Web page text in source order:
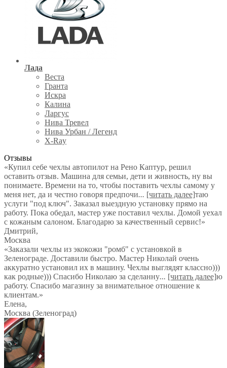
Лада
Веста
Гранта
Искра
Калина
Ларгус
Нива Тревел
Нива Урбан / Легенд
X-Ray
Отзывы
«Купил себе чехлы автопилот на Рено Каптур, решил
оставить отзыв. Машина для семьи, дети и живность, ну вы
понимаете. Времени на то, чтобы поставить чехлы самому у
меня нет, да и честно говоря предпочи... [читать далее]таю
услуги "под ключ". Заказал выездную установку прямо на
работу. Пока обедал, мастер уже поставил чехлы. Домой уехал
с кожаным салоном. Благодарю за качественный сервис!»
Дмитрий,
Москва
«Заказали чехлы из экокожи "ромб" с установкой в
Зеленограде. Доставили быстро. Мастер Николай очень
аккуратно установил их в машину. Чехлы выглядят классно)))
как родные))) Спасибо Николаю за сделанну... [читать далее]ю
работу. Спасибо магазину за внимательное отношение к
клиентам.»
Елена,
Москва (Зеленоград)